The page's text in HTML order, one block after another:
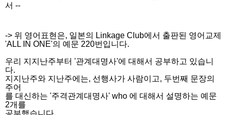
서 --
-> 위 영어표현은, 일본의 Linkage Club에서 출판된 영어교제
'ALL IN ONE'의 예문 220번입니다.
우리 지지난주부터 '관계대명사'에 대해서 공부하고 있습니
다.
지지난주와 지난주에는, 선행사가 사람이고, 두번째 문장의
주어
를 대신하는 '주격관계대명사' who 에 대해서 설명하는 예문
2개를
공부했습니다.